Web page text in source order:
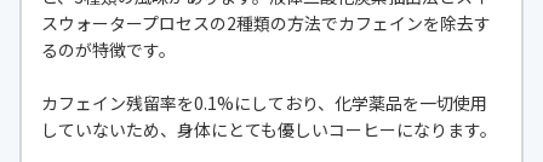
スウォータープロセスの2種類の方法でカフェインを除去す
るのが特徴です。
カフェイン残留率を0.1%にしており、化学薬品を一切使用
していないため、身体にとても優しいコーヒーになります。